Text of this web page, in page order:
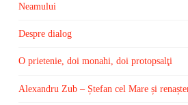
Neamului
Despre dialog
O prietenie, doi monahi, doi protopsalţi
Alexandru Zub – Ștefan cel Mare și